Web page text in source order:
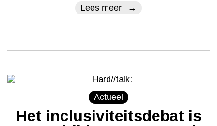
Lees meer
Actueel
Het inclusiviteitsdebat is